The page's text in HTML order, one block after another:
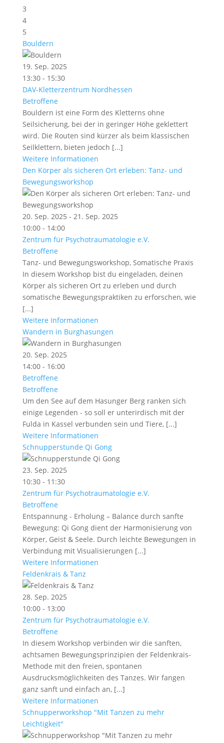
3
4
5
Bouldern
19. Sep. 2025
13:30 - 15:30
DAV-Kletterzentrum Nordhessen
Betroffene
Bouldern ist eine Form des Kletterns ohne
Seilsicherung, bei der in geringer Höhe geklettert
wird. Die Routen sind kürzer als beim klassischen
Seilklettern, bieten jedoch [...]
Weitere Informationen
Den Körper als sicheren Ort erleben: Tanz- und
Bewegungsworkshop
20. Sep. 2025 - 21. Sep. 2025
10:00 - 14:00
Zentrum für Psychotraumatologie e.V.
Betroffene
Tanz- und Bewegungsworkshop, Somatische Praxis
In diesem Workshop bist du eingeladen, deinen
Körper als sicheren Ort zu erleben und durch
somatische Bewegungspraktiken zu erforschen, wie
[...]
Weitere Informationen
Wandern in Burghasungen
20. Sep. 2025
14:00 - 16:00
Betroffene
Betroffene
Um den See auf dem Hasunger Berg ranken sich
einige Legenden - so soll er unterirdisch mit der
Fulda in Kassel verbunden sein und Tiere, [...]
Weitere Informationen
Schnupperstunde Qi Gong
23. Sep. 2025
10:30 - 11:30
Zentrum für Psychotraumatologie e.V.
Betroffene
Entspannung - Erholung – Balance durch sanfte
Bewegung: Qi Gong dient der Harmonisierung von
Körper, Geist & Seele. Durch leichte Bewegungen in
Verbindung mit Visualisierungen [...]
Weitere Informationen
Feldenkrais & Tanz
28. Sep. 2025
10:00 - 13:00
Zentrum für Psychotraumatologie e.V.
Betroffene
In diesem Workshop verbinden wir die sanften,
achtsamen Bewegungsprinzipien der Feldenkrais-
Methode mit den freien, spontanen
Ausdrucksmöglichkeiten des Tanzes. Wir fangen
ganz sanft und einfach an, [...]
Weitere Informationen
Schnupperworkshop "Mit Tanzen zu mehr
Leichtigkeit"